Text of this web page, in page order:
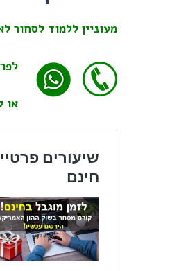
מעוניין ללמוד לסחור לאחר 4 מפגשים
או